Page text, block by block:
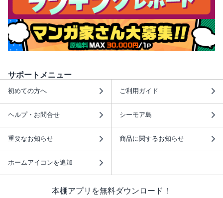
サポートメニュー
初めての方へ ご利用ガイド
ヘルプ・お問合せ シーモア島
重要なお知らせ 商品に関するお知らせ
ホームアイコンを追加
本棚アプリを無料ダウンロード！